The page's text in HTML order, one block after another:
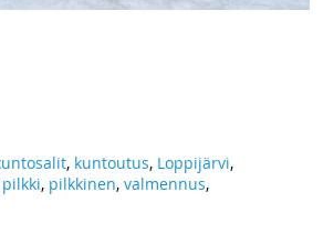
, kuntoutus, Loppijärvi,
pilkki, pilkkinen,valmennus,